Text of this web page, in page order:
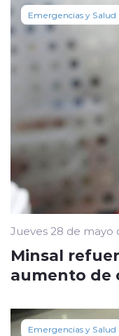
Emergencias y Salud
Jueves 28 de mayo
Minsal
aumento de
Emergencias y Salud